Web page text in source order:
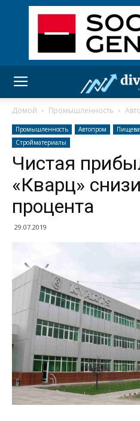
Домой Промышленность
Промышленность Автопром
Стройматериалы
Чистая
«Кварц»
процента
29.07.2019